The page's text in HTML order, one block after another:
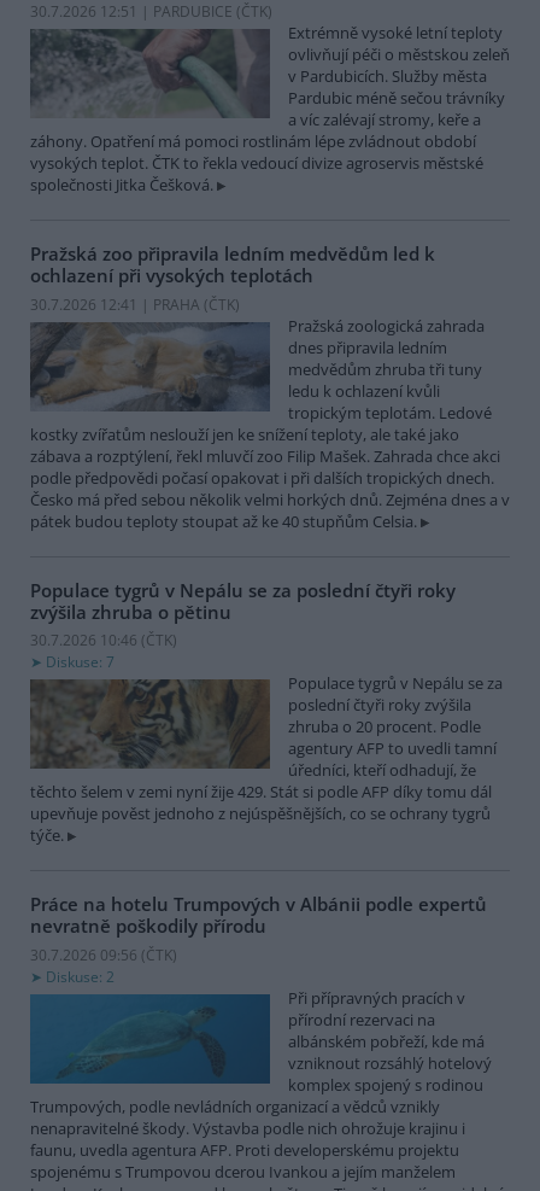
30.7.2026 12:51 | PARDUBICE (ČTK)
Extrémně vysoké letní teploty
ovlivňují péči o městskou zeleň
v Pardubicích. Služby města
Pardubic méně sečou trávníky
a víc zalévají stromy, keře a
záhony. Opatření má pomoci rostlinám lépe zvládnout období
vysokých teplot. ČTK to řekla vedoucí divize agroservis městské
společnosti Jitka Češková.
Pražská zoo připravila ledním medvědům led k
ochlazení při vysokých teplotách
30.7.2026 12:41 | PRAHA (ČTK)
Pražská zoologická zahrada
dnes připravila ledním
medvědům zhruba tři tuny
ledu k ochlazení kvůli
tropickým teplotám. Ledové
kostky zvířatům neslouží jen ke snížení teploty, ale také jako
zábava a rozptýlení, řekl mluvčí zoo Filip Mašek. Zahrada chce akci
podle předpovědi počasí opakovat i při dalších tropických dnech.
Česko má před sebou několik velmi horkých dnů. Zejména dnes a v
pátek budou teploty stoupat až ke 40 stupňům Celsia.
Populace tygrů v Nepálu se za poslední čtyři roky
zvýšila zhruba o pětinu
30.7.2026 10:46 (ČTK)
Diskuse: 7
Populace tygrů v Nepálu se za
poslední čtyři roky zvýšila
zhruba o 20 procent. Podle
agentury AFP to uvedli tamní
úředníci, kteří odhadují, že
těchto šelem v zemi nyní žije 429. Stát si podle AFP díky tomu dál
upevňuje pověst jednoho z nejúspěšnějších, co se ochrany tygrů
týče.
Práce na hotelu Trumpových v Albánii podle expertů
nevratně poškodily přírodu
30.7.2026 09:56 (ČTK)
Diskuse: 2
Při přípravných pracích v
přírodní rezervaci na
albánském pobřeží, kde má
vzniknout rozsáhlý hotelový
komplex spojený s rodinou
Trumpových, podle nevládních organizací a vědců vznikly
nenapravitelné škody. Výstavba podle nich ohrožuje krajinu i
faunu, uvedla agentura AFP. Proti developerskému projektu
spojenému s Trumpovou dcerou Ivankou a jejím manželem